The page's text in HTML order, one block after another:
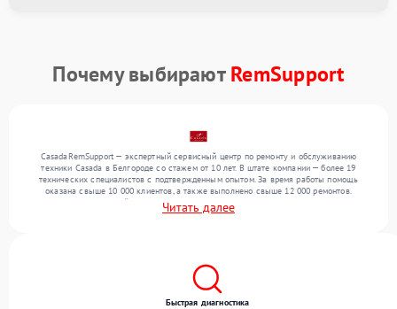
Почему выбираютRemSupport
CasadaRemSupport — экспертный сервисный центр по ремонту и обслуживанию
техники Casada в Белгороде со стажем от 10 лет. В штате компании — более 19
технических специалистов с подтвержденным опытом. За время работы помощь
оказана свыше 10 000 клиентов, а также выполнено свыше 12 000 ремонтов.
Ежемесячно в сервисный центр поступает свыше 300 единиц техники, включая , , . Мы
беремся за задачи любой сложности и обеспечиваем надежный результат благодаря
Читать далее
Быстрая диагностика